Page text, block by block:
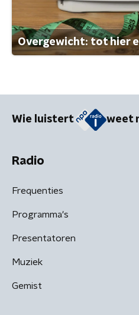
Overgewicht: tot hier
Wie luistert weet
Radio
Frequenties
Programma's
Presentatoren
Muziek
Gemist